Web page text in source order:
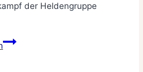
der Heldengruppe
DSA-